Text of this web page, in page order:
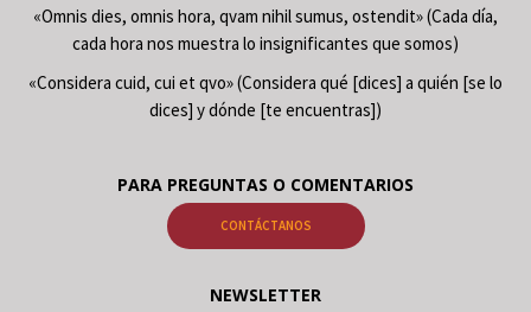
«Omnis dies, omnis hora, qvam nihil sumus, ostendit» (Cada día,
cada hora nos muestra lo insignificantes que somos)
«Considera cuid, cui et qvo» (Considera qué [dices] a quién [se lo
dices] y dónde [te encuentras])
PARA PREGUNTAS O COMENTARIOS
CONTÁCTANOS
NEWSLETTER